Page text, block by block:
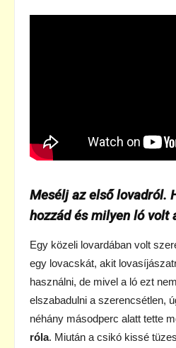
Mesélj az első lovadról.
hozzád és milyen ló volt
Egy közeli lovardában volt
egy lovacskát, akit
használni, de mivel a ló ezt
elszabadulni a szerencsétlen,
néhány másodperc alatt tette
róla. Miután a csikó kissé